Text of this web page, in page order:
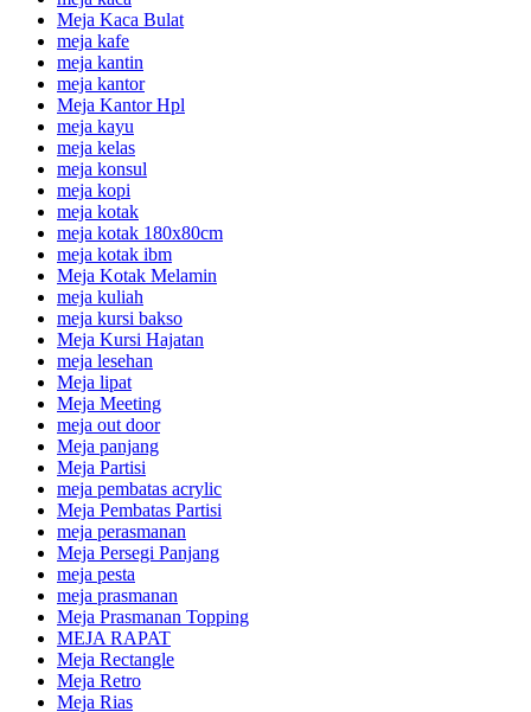
Meja Kaca Bulat
meja kafe
meja kantin
meja kantor
Meja Kantor Hpl
meja kayu
meja kelas
meja konsul
meja kopi
meja kotak
meja kotak 180x80cm
meja kotak ibm
Meja Kotak Melamin
meja kuliah
meja kursi bakso
Meja Kursi Hajatan
meja lesehan
Meja lipat
Meja Meeting
meja out door
Meja panjang
Meja Partisi
meja pembatas acrylic
Meja Pembatas Partisi
meja perasmanan
Meja Persegi Panjang
meja pesta
meja prasmanan
Meja Prasmanan Topping
MEJA RAPAT
Meja Rectangle
Meja Retro
Meja Rias